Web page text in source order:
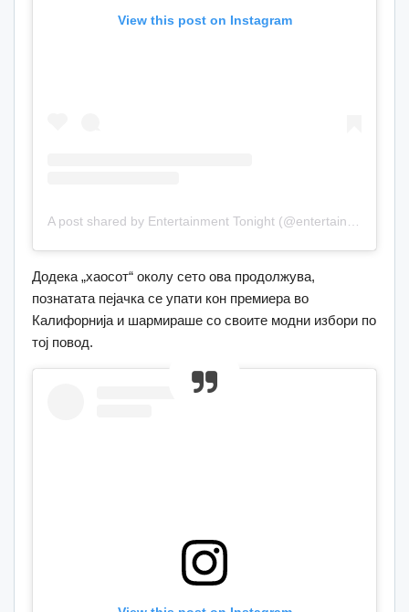
View this post on Instagram
A post shared by Entertainment Tonight (@entertainmenttonight)
Додека „хаосот“ околу сето ова продолжува,
познатата пејачка се упати кон премиера во
Калифорнија и шармираше со своите модни избори по
тој повод.